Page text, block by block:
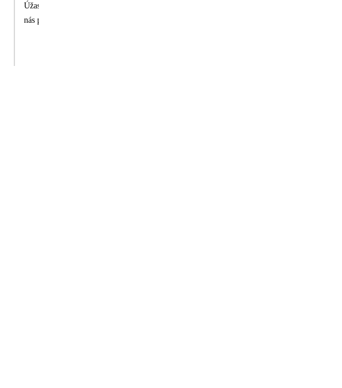
Úžasná dovolená na lodi. Zážitek na celý život! Veliké díky patří delegátce Míše Viznerove za ochotu, trpělivost , za výlety , kterými
nás provázela. Je mila, vtipná, vše s lehkostí zařídila, poradila, no není co vytknout…